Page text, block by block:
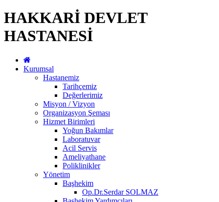
HAKKARİ DEVLET
HASTANESİ
Kurumsal
Hastanemiz
Tarihçemiz
Değerlerimiz
Misyon / Vizyon
Organizasyon Şeması
Hizmet Birimleri
Yoğun Bakımlar
Laboratuvar
Acil Servis
Ameliyathane
Poliklinikler
Yönetim
Başhekim
Op.Dr.Serdar SOLMAZ